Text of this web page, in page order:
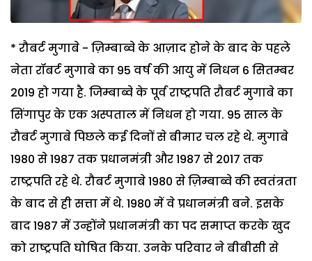
* रौबर्ट मुगाबे - ज़िम्बाब्वे के आज़ाद होने के बाद के पहले
नेता रॉबर्ट मुगाबे का 95 वर्ष की आयु में निधन 6 सितम्बर
2019 हो गया है. जिम्बाब्वे के पूर्व राष्ट्रपति रौबर्ट मुगाबे का
सिंगापुर के एक अस्पताल में निधन हो गया. 95 साल के
रौबर्ट मुगाबे पिछले कई दिनों से बीमार चल रहे थे. मुगाबे
1980 से 1987 तक प्रधानमंत्री और 1987 से 2017 तक
राष्ट्रपति रहे थे. रौबर्ट मुगाबे 1980 से ज़िम्बाब्वे की स्वतंत्रता
के बाद से ही सत्ता में थे. 1980 में वे प्रधानमंत्री बने. इसके
बाद 1987 में उन्होंने प्रधानमंत्री का पद समाप्त करके खुद
को राष्ट्रपति घोषित किया. उनके परिवार ने बीबीसी से